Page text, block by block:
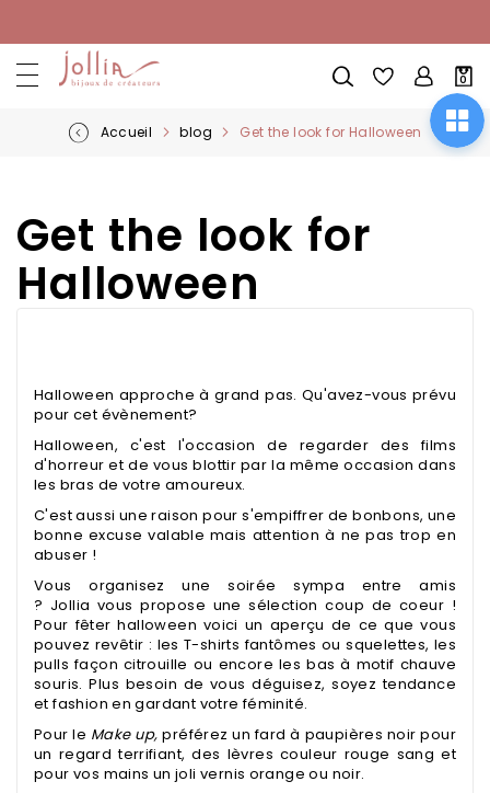
au
contenu
Mon
0
Accueil blog Get the look for Halloween
Get the look for
Halloween
Halloween approche à grand pas. Qu'avez-vous prévu
pour cet évènement?
Halloween, c'est l'occasion de regarder des films
d'horreur et de vous blottir par la même occasion dans
les bras de votre amoureux.
C'est aussi une raison pour s'empiffrer de bonbons, une
bonne excuse valable mais attention à ne pas trop en
abuser !
Vous organisez une soirée sympa entre amis
? Jollia vous propose une sélection coup de coeur !
Pour fêter halloween voici un aperçu de ce que vous
pouvez revêtir : les T-shirts fantômes ou squelettes, les
pulls façon citrouille ou encore les bas à motif chauve
souris. Plus besoin de vous déguisez, soyez tendance
et fashion en gardant votre féminité.
Pour le Make up, préférez un fard à paupières noir pour
un regard terrifiant, des lèvres couleur rouge sang et
pour vos mains un joli vernis orange ou noir.